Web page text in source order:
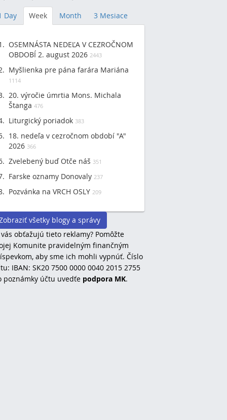
Day Week Month 3 Mesiace
OSEMNÁSTA NEDEĽA V CEZROČNOM
OBDOBÍ 2. august 2026 2443
Myšlienka pre pána farára Mariána
1114
20. výročie úmrtia Mons. Michala
Štanga 476
Liturgický poriadok 383
18. nedeľa v cezročnom období "A"
2026 366
Zvelebený buď Otče náš 351
Farske oznamy Donovaly 237
Pozvánka na VRCH OSLY 209
všetky blogy a správy
obťažujú tieto reklamy? Pomôžte
Komunite pravidelným finančným
aby sme ich mohli vypnúť. Číslo
IBAN: SK20 7500 0000 0040 2015 2755
poznámky účtu uvedťe podpora MK.